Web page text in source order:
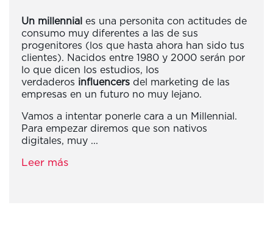
Un millennial es una personita con actitudes de
consumo muy diferentes a las de sus
progenitores (los que hasta ahora han sido tus
clientes). Nacidos entre 1980 y 2000 serán por
lo que dicen los estudios, los
verdaderos influencers del marketing de las
empresas en un futuro no muy lejano.
Vamos a intentar ponerle cara a un Millennial.
Para empezar diremos que son nativos
digitales, muy ...
Leer más